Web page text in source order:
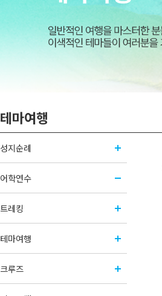
테마여행
성지순례
어학연수
트레킹
테마여행
크루즈